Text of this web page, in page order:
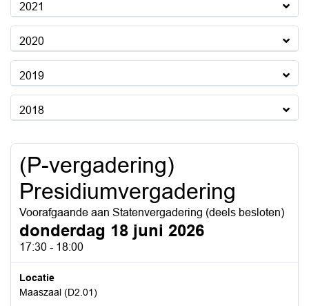
2021
2020
2019
2018
(P-vergadering)
Presidiumvergadering
Voorafgaande aan Statenvergadering (deels besloten)
donderdag 18 juni 2026
17:30 - 18:00
Locatie
Maaszaal (D2.01)